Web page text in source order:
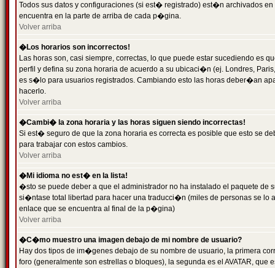
Todos sus datos y configuraciones (si est� registrado) est�n archivados
encuentra en la parte de arriba de cada p�gina.
Volver arriba
�Los horarios son incorrectos!
Las horas son, casi siempre, correctas, lo que puede estar sucediendo es
perfil y defina su zona horaria de acuerdo a su ubicaci�n (ej. Londres,
es s�lo para usuarios registrados. Cambiando esto las horas deber�an
hacerlo.
Volver arriba
�Cambi� la zona horaria y las horas siguen siendo incorrectas!
Si est� seguro de que la zona horaria es correcta es posible que esto se
para trabajar con estos cambios.
Volver arriba
�Mi idioma no est� en la lista!
�sto se puede deber a que el administrador no ha instalado el paquete
si�ntase total libertad para hacer una traducci�n (miles de personas se
enlace que se encuentra al final de la p�gina)
Volver arriba
�C�mo muestro una imagen debajo de mi nombre de usuario?
Hay dos tipos de im�genes debajo de su nombre de usuario, la primera
foro (generalmente son estrellas o bloques), la segunda es el AVATAR,